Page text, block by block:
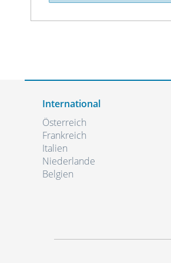
International
Österreich
Frankreich
Italien
Niederlande
Belgien